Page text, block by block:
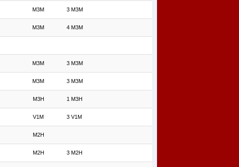
M3M 3 M3M
M3M 4 M3M
M3M 3 M3M
M3M 3 M3M
M3H 1 M3H
V1M 3 V1M
M2H
M2H 3 M2H